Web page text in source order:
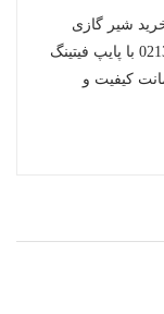
شیر گازی
صافی دار برنجی، با شماره تماس 02136055307 با پایپ فیتینگ
کیفیت و